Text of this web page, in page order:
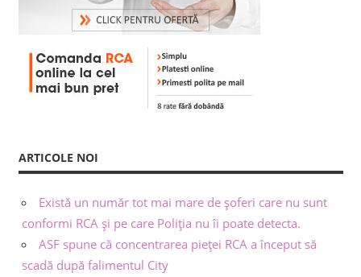
ARTICOLE NOI
Există un număr tot mai mare de șoferi care nu sunt
conformi RCA și pe care Poliția nu îi poate detecta.
ASF spune că concentrarea pieței RCA a început să
scadă după falimentul City